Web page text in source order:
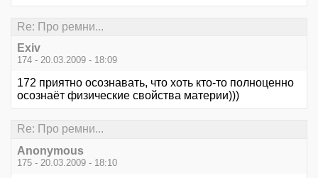
Re: Про ремни...
Exiv
174 - 20.03.2009 - 18:09
172 приятно осознавать, что хоть кто-то полноценно
осознаёт физические свойства материи)))
Re: Про ремни...
Anonymous
175 - 20.03.2009 - 18:10